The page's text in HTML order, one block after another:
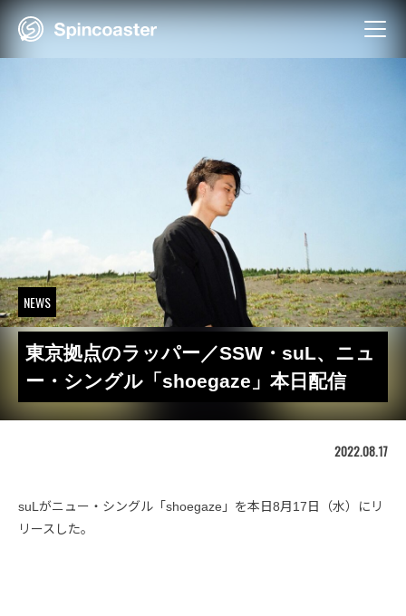
Skip
NEWS
東京拠点のラッパー／SSW・suL、ニュ
ー・シングル「shoegaze」本日配信
2022.08.17
suLがニュー・シングル「shoegaze」を本日8月17日（水）にリ
リースした。